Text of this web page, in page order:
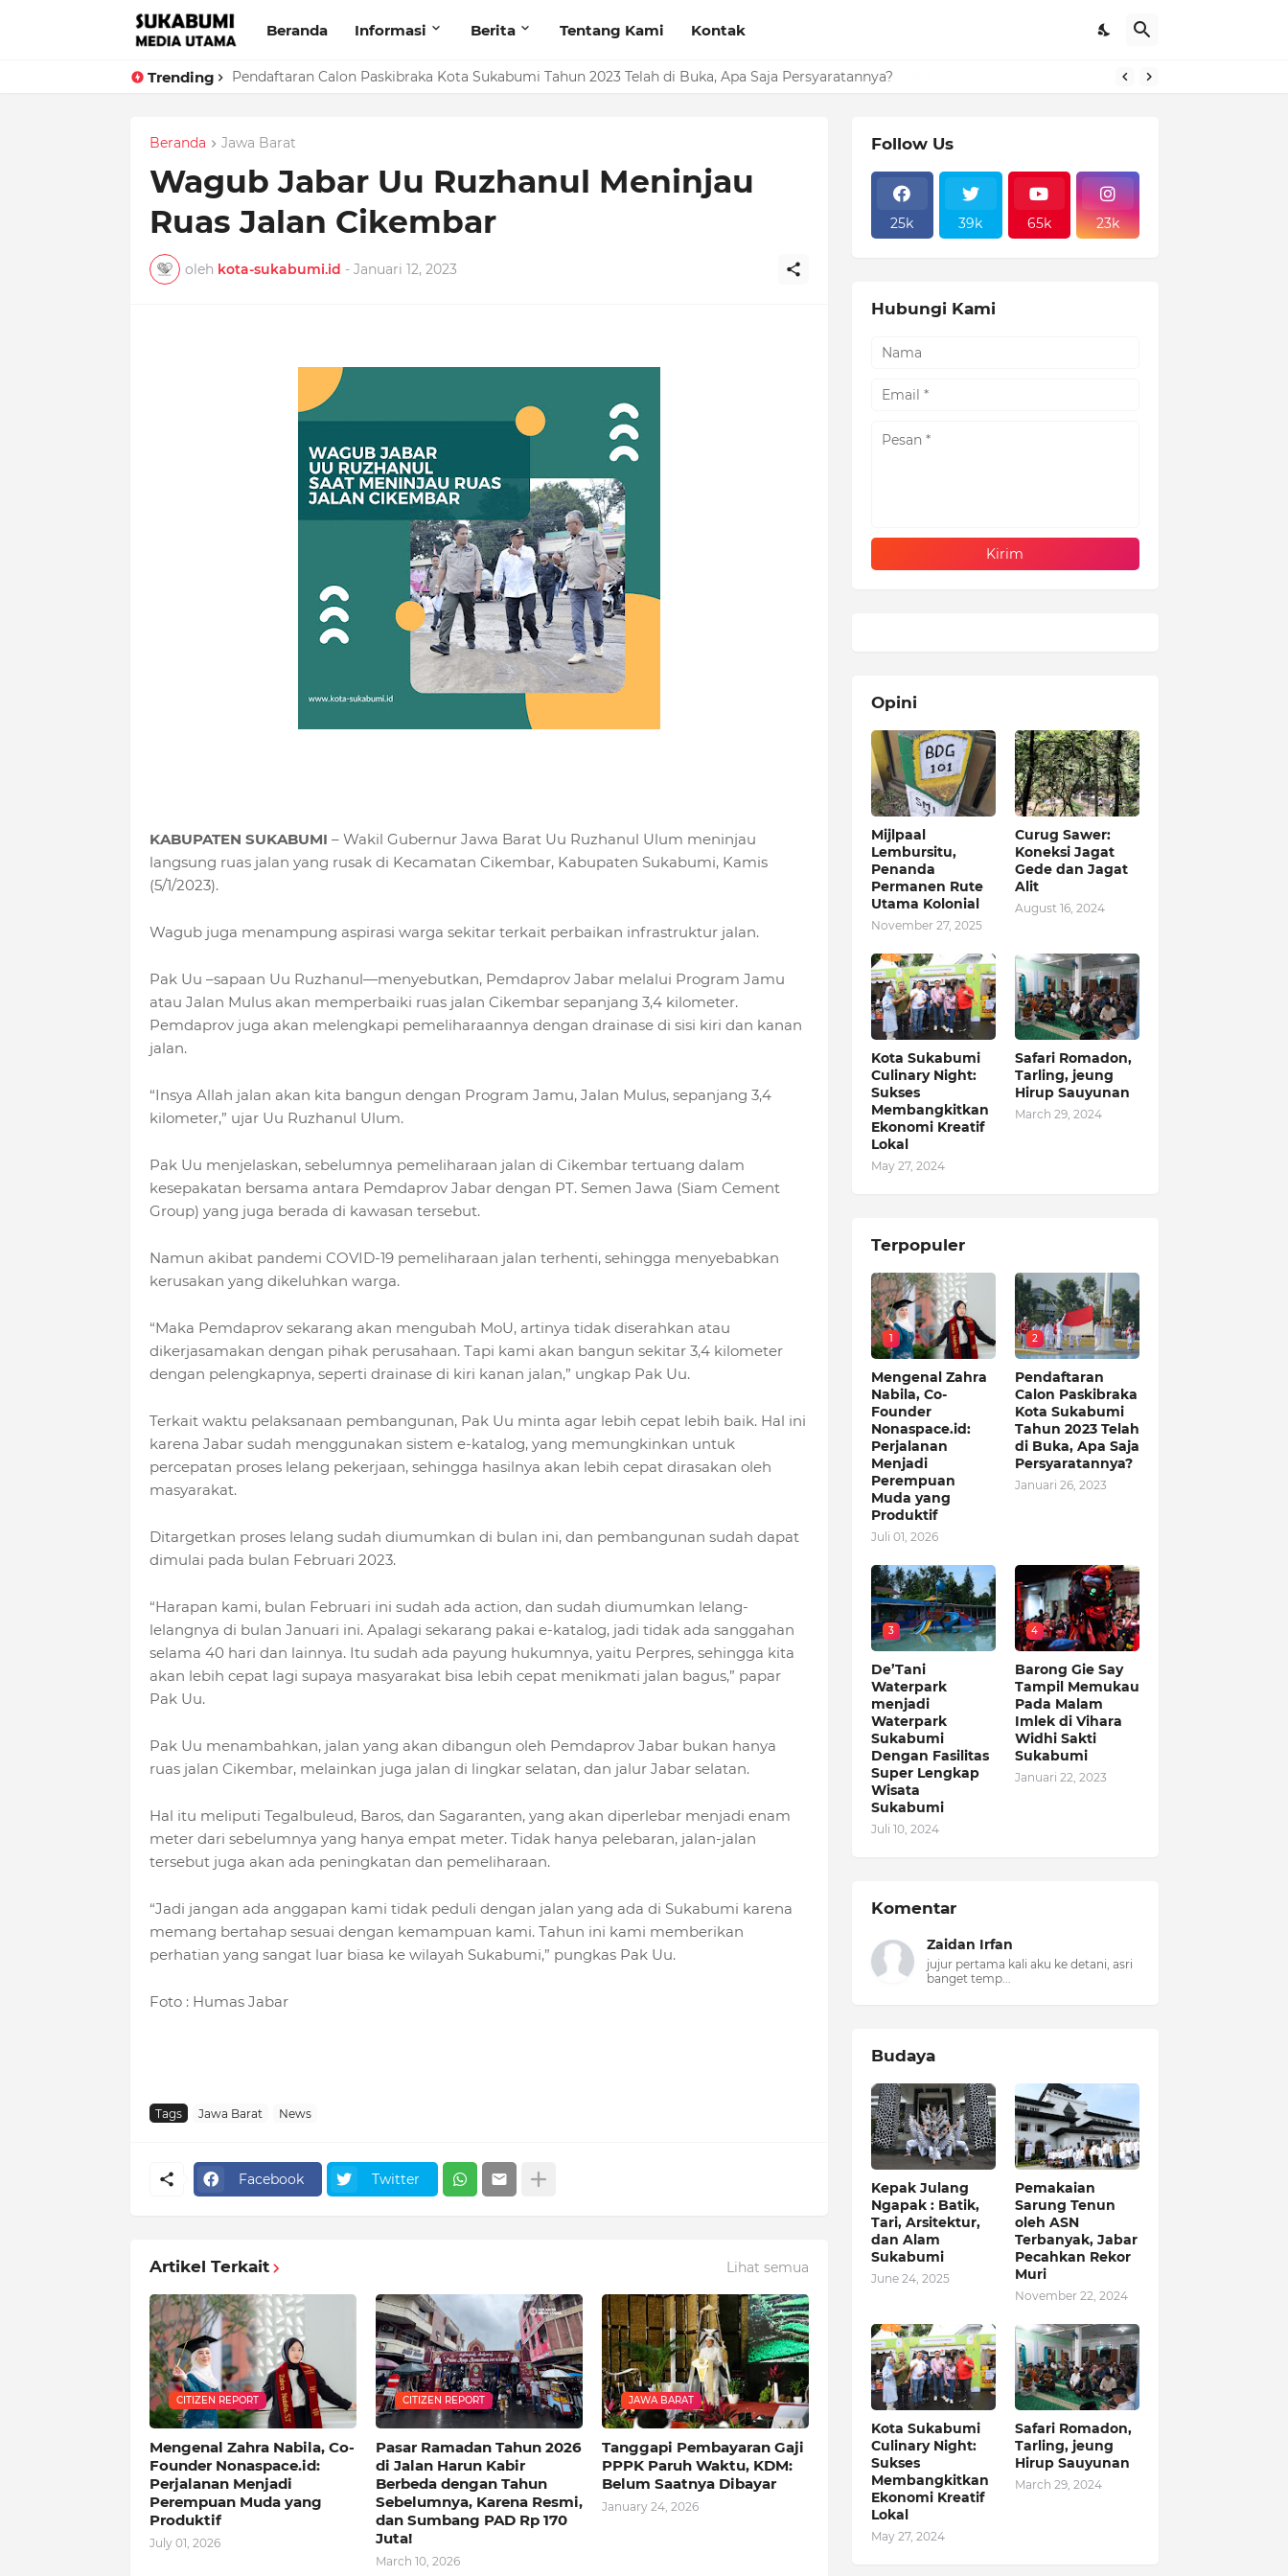
Beranda Informasi Berita Tentang Kami Kontak
Trending Pendaftaran Calon Paskibraka Kota Sukabumi Tahun 2023 Telah di Buka, Apa Saja Persyaratannya?
Beranda Jawa Barat
Wagub Jabar Uu Ruzhanul Meninjau
Ruas Jalan Cikembar
oleh kota-sukabumi.id - Januari 12, 2023
KABUPATEN SUKABUMI – Wakil Gubernur Jawa Barat Uu Ruzhanul Ulum meninjau
langsung ruas jalan yang rusak di Kecamatan Cikembar, Kabupaten Sukabumi, Kamis
(5/1/2023).
Wagub juga menampung aspirasi warga sekitar terkait perbaikan infrastruktur jalan.
Pak Uu –sapaan Uu Ruzhanul—menyebutkan, Pemdaprov Jabar melalui Program Jamu
atau Jalan Mulus akan memperbaiki ruas jalan Cikembar sepanjang 3,4 kilometer.
Pemdaprov juga akan melengkapi pemeliharaannya dengan drainase di sisi kiri dan kanan
jalan.
“Insya Allah jalan akan kita bangun dengan Program Jamu, Jalan Mulus, sepanjang 3,4
kilometer,” ujar Uu Ruzhanul Ulum.
Pak Uu menjelaskan, sebelumnya pemeliharaan jalan di Cikembar tertuang dalam
kesepakatan bersama antara Pemdaprov Jabar dengan PT. Semen Jawa (Siam Cement
Group) yang juga berada di kawasan tersebut.
Namun akibat pandemi COVID-19 pemeliharaan jalan terhenti, sehingga menyebabkan
kerusakan yang dikeluhkan warga.
“Maka Pemdaprov sekarang akan mengubah MoU, artinya tidak diserahkan atau
dikerjasamakan dengan pihak perusahaan. Tapi kami akan bangun sekitar 3,4 kilometer
dengan pelengkapnya, seperti drainase di kiri kanan jalan,” ungkap Pak Uu.
Terkait waktu pelaksanaan pembangunan, Pak Uu minta agar lebih cepat lebih baik. Hal ini
karena Jabar sudah menggunakan sistem e-katalog, yang memungkinkan untuk
percepatan proses lelang pekerjaan, sehingga hasilnya akan lebih cepat dirasakan oleh
masyarakat.
Ditargetkan proses lelang sudah diumumkan di bulan ini, dan pembangunan sudah dapat
dimulai pada bulan Februari 2023.
“Harapan kami, bulan Februari ini sudah ada action, dan sudah diumumkan lelang-
lelangnya di bulan Januari ini. Apalagi sekarang pakai e-katalog, jadi tidak ada sanggahan
selama 40 hari dan lainnya. Itu sudah ada payung hukumnya, yaitu Perpres, sehingga kita
akan lebih cepat lagi supaya masyarakat bisa lebih cepat menikmati jalan bagus,” papar
Pak Uu.
Pak Uu menambahkan, jalan yang akan dibangun oleh Pemdaprov Jabar bukan hanya
ruas jalan Cikembar, melainkan juga jalan di lingkar selatan, dan jalur Jabar selatan.
Hal itu meliputi Tegalbuleud, Baros, dan Sagaranten, yang akan diperlebar menjadi enam
meter dari sebelumnya yang hanya empat meter. Tidak hanya pelebaran, jalan-jalan
tersebut juga akan ada peningkatan dan pemeliharaan.
“Jadi jangan ada anggapan kami tidak peduli dengan jalan yang ada di Sukabumi karena
memang bertahap sesuai dengan kemampuan kami. Tahun ini kami memberikan
perhatian yang sangat luar biasa ke wilayah Sukabumi,” pungkas Pak Uu.
Foto : Humas Jabar
Tags Jawa Barat News
Facebook Twitter
Artikel Terkait Lihat semua
CITIZEN REPORT
Mengenal Zahra Nabila, Co-
Founder Nonaspace.id:
Perjalanan Menjadi
Perempuan Muda yang
Produktif
July 01, 2026
CITIZEN REPORT
Pasar Ramadan Tahun 2026
di Jalan Harun Kabir
Berbeda dengan Tahun
Sebelumnya, Karena Resmi,
dan Sumbang PAD Rp 170
Juta!
March 10, 2026
JAWA BARAT
Tanggapi Pembayaran Gaji
PPPK Paruh Waktu, KDM:
Belum Saatnya Dibayar
January 24, 2026
Follow Us
25k 39k 65k 23k
Hubungi Kami
Opini
Mijlpaal
Lembursitu,
Penanda
Permanen Rute
Utama Kolonial
November 27, 2025
Curug Sawer:
Koneksi Jagat
Gede dan Jagat
Alit
August 16, 2024
Kota Sukabumi
Culinary Night:
Sukses
Membangkitkan
Ekonomi Kreatif
Lokal
May 27, 2024
Safari Romadon,
Tarling, jeung
Hirup Sauyunan
March 29, 2024
Terpopuler
1
Mengenal Zahra
Nabila, Co-
Founder
Nonaspace.id:
Perjalanan
Menjadi
Perempuan
Muda yang
Produktif
Juli 01, 2026
2
Pendaftaran
Calon Paskibraka
Kota Sukabumi
Tahun 2023 Telah
di Buka, Apa Saja
Persyaratannya?
Januari 26, 2023
3
De’Tani
Waterpark
menjadi
Waterpark
Sukabumi
Dengan Fasilitas
Super Lengkap
Wisata
Sukabumi
Juli 10, 2024
4
Barong Gie Say
Tampil Memukau
Pada Malam
Imlek di Vihara
Widhi Sakti
Sukabumi
Januari 22, 2023
Komentar
Zaidan Irfan
jujur pertama kali aku ke detani, asri
banget temp...
Budaya
Kepak Julang
Ngapak : Batik,
Tari, Arsitektur,
dan Alam
Sukabumi
June 24, 2025
Pemakaian
Sarung Tenun
oleh ASN
Terbanyak, Jabar
Pecahkan Rekor
Muri
November 22, 2024
Kota Sukabumi
Culinary Night:
Sukses
Membangkitkan
Ekonomi Kreatif
Lokal
May 27, 2024
Safari Romadon,
Tarling, jeung
Hirup Sauyunan
March 29, 2024